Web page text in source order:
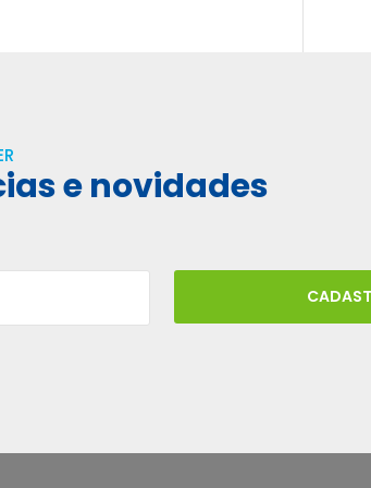
e novidades